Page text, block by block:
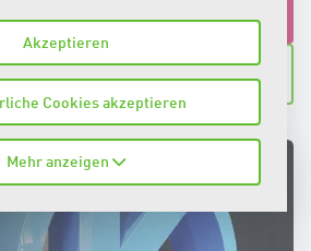
Akzeptieren
Cookies akzeptieren
Mehr anzeigen
den Referenzen